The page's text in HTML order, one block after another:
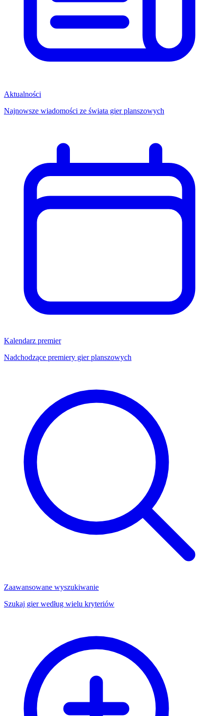
Aktualności
Najnowsze wiadomości ze świata gier planszowych
Kalendarz premier
Nadchodzące premiery gier planszowych
Zaawansowane wyszukiwanie
Szukaj gier według wielu kryteriów